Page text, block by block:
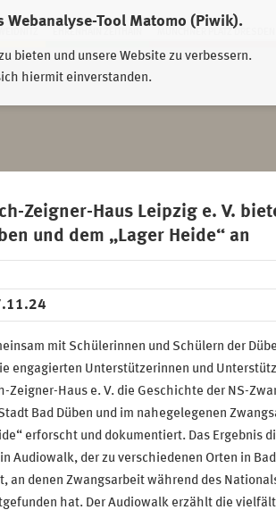
Webanalyse-Tool Matomo (Piwik).
bieten und unsere Website zu verbessern.
hiermit einverstanden.
EHRENHAIN ZEITHAIN MÜNCHNER PLATZ DRESDEN
Zeigner-Haus Leipzig e. V.
und dem „Lager Heide“ an
mit Schülerinnen und Schülern der
engagierten Unterstützerinnen und
Zeigner-Haus e. V. die Geschichte der NS-
Bad Düben und im nahegelegenen
erforscht und dokumentiert. Das Ergebnis
Audiowalk, der zu verschiedenen Orten in
an denen Zwangsarbeit während des
hat. Der Audiowalk erzählt die